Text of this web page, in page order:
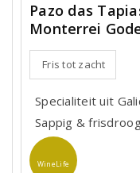
Pazo das
Monterrei
Fris tot zacht
Specialiteit uit
Sappig &
WineLife